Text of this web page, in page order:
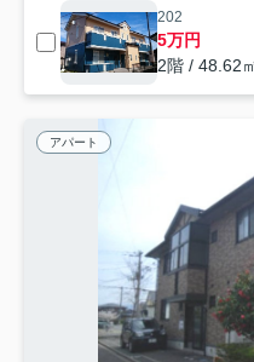
202
5万円
2階 / 48.62
アパート